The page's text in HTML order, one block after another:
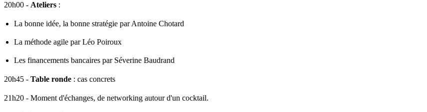
20h00 - Ateliers :
La bonne idée, la bonne stratégie par Antoine Chotard
La méthode agile par Léo Poiroux
Les financements bancaires par Séverine Baudrand
20h45 - Table ronde : cas concrets
21h20 - Moment d'échanges, de networking autour d'un cocktail.